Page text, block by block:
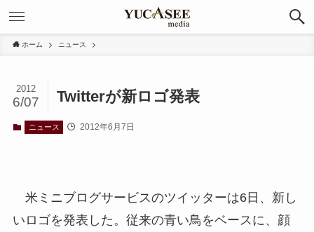
ホーム ニュース
Twitterが新ロゴ発表
2012
6/07
ニュース 2012年6月7日
米ミニブログサービスのツイッターは6日、新し
いロゴを発表した。従来の青い鳥をベースに、顔